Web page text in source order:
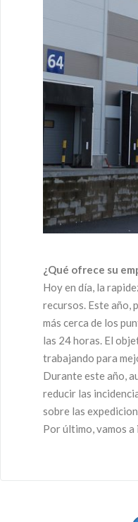
¿Qué ofrece su
Hoy en día, la
recursos. Este año,
más cerca de los
las 24 horas. El
trabajando para
Durante este año,
reducir las
sobre las
Por último, vamos